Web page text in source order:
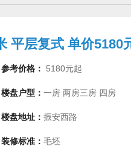
平层复式 单价5180
参考价格： 5180元起
楼盘户型： 一房 两房三房 四房
楼盘地址： 振安西路
装修标准： 毛坯